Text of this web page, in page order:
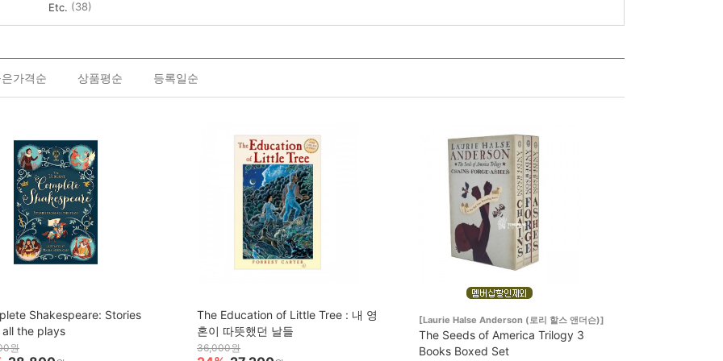
Etc. (38)
가격순 상품평순 등록일순
Shakespeare: Stories
the plays
원
The Education of Little Tree : 내 영
혼이 따뜻했던 날들
36,000원
[Laurie Halse Anderson (로리 할스 앤더슨)]
The Seeds of America Trilogy 3
Books Boxed Set